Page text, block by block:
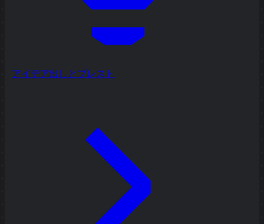
アイデア出しとブレスト